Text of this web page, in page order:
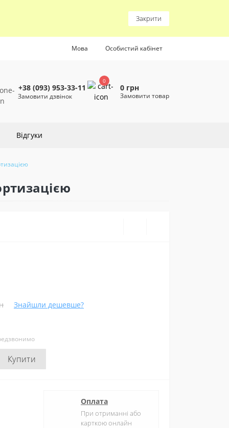
Закрити
Мова Особистий кабінет
+38 (093) 953-33-11
Замовити дзвінок
0
0 грн
Замовити товар
Відгуки
Знайшли дешевше?
Купити
Оплата
При отриманні або
карткою онлайн